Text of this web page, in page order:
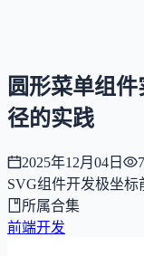
圆形菜单组
径的实践
2025年12月04日
SVG组件开发极坐标
所属合集
前端开发